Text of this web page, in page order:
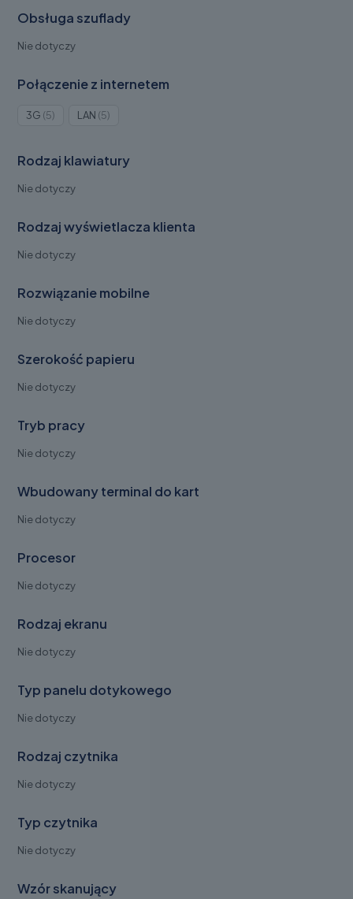
Obsługa szuflady
Nie dotyczy
Połączenie z internetem
3G 5Produkty
LAN 5Produkty
Rodzaj klawiatury
Nie dotyczy
Rodzaj wyświetlacza klienta
Nie dotyczy
Rozwiązanie mobilne
Nie dotyczy
Szerokość papieru
Nie dotyczy
Tryb pracy
Nie dotyczy
Wbudowany terminal do kart
Nie dotyczy
Procesor
Nie dotyczy
Rodzaj ekranu
Nie dotyczy
Typ panelu dotykowego
Nie dotyczy
Rodzaj czytnika
Nie dotyczy
Typ czytnika
Nie dotyczy
Wzór skanujący